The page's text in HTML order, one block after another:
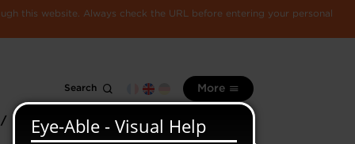
this website. Always check the URL before entering your personal
Search More
/
information
Luxembourg
economy